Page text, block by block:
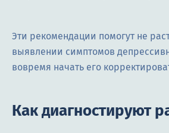
Эти рекомендации помогут не
выявлении симптомов
вовремя начать его
Как диагностируют